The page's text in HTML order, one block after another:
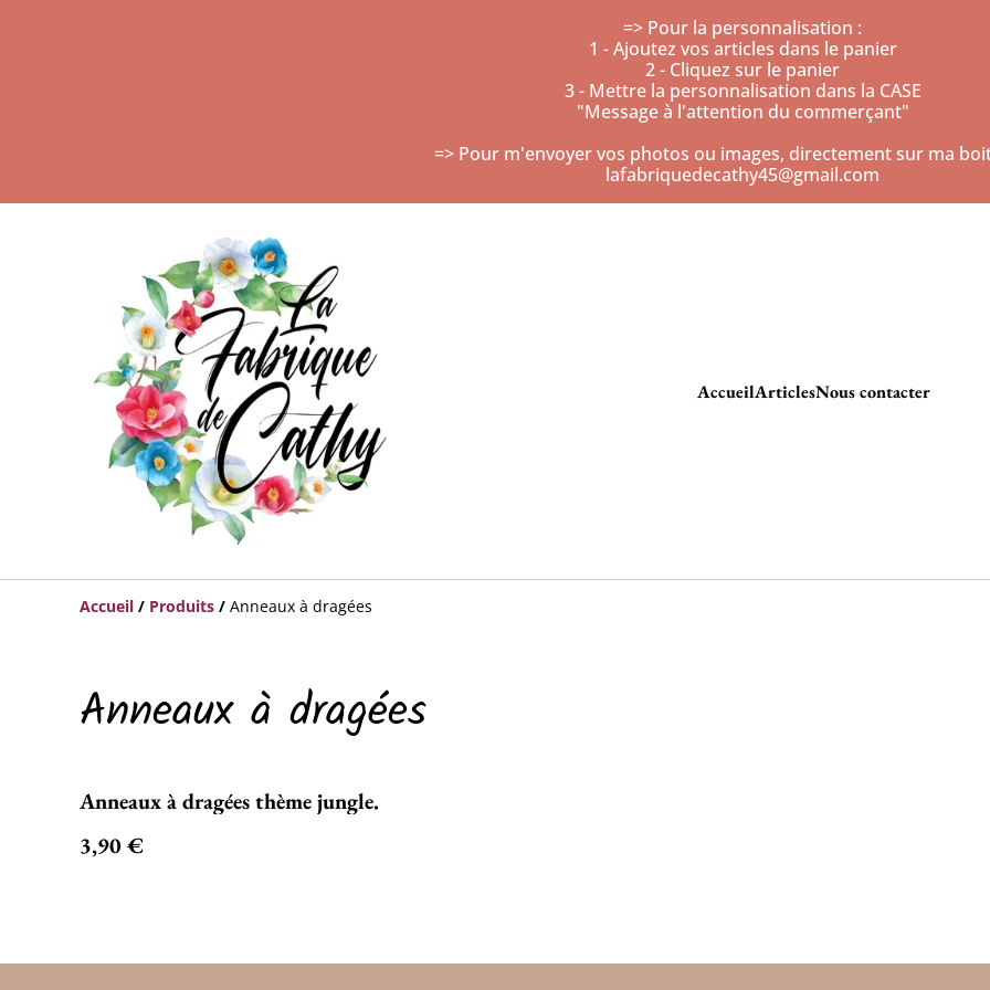
=> Pour la personnalisation :
1 - Ajoutez vos articles dans le panier
2 - Cliquez sur le panier
3 - Mettre la personnalisation dans la CASE
"Message à l'attention du commerçant"
=> Pour m'envoyer vos photos ou images, directement sur ma
lafabriquedecathy45@gmail.com
AccueilArticlesNous contacter
Accueil / Produits / Anneaux à dragées
Anneaux à dragées
Anneaux à dragées thème jungle.
3,90 €